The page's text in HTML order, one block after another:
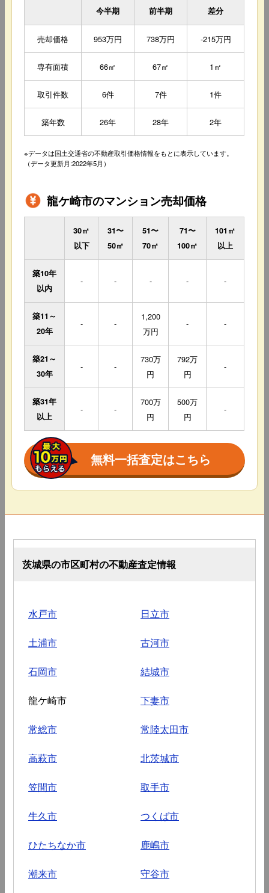
今半期 前半期 差分
売却価格 953万円 738万円 -215万円
専有面積 66㎡ 67㎡ 1㎡
取引件数 6件 7件 1件
築年数 26年 28年 2年
※データは国土交通省の不動産取引価格情報をもとに表示しています。
（データ更新月:2022年5月）
龍ケ崎市のマンション売却価格
30㎡
以下
31〜
50㎡
51〜
70㎡
71〜
100㎡
101㎡
以上
築10年
以内
- - - - -
築11～
20年
- -
1,200
万円
- -
築21～
30年
- -
730万
円
792万
円
-
築31年
以上
- -
700万
円
500万
円
-
無料一括査定はこちら
茨城県の市区町村の不動産査定情報
水戸市 日立市
土浦市 古河市
石岡市 結城市
龍ケ崎市 下妻市
常総市 常陸太田市
高萩市 北茨城市
笠間市 取手市
牛久市 つくば市
ひたちなか市 鹿嶋市
潮来市 守谷市